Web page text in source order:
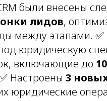
были внесены
лидов,
между этапами.
юридическую
включающие до
Настроены 3
юридические